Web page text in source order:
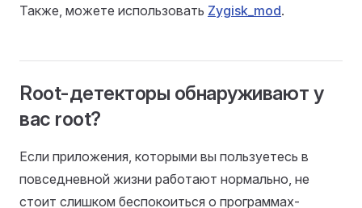
Также, можете использовать Zygisk_mod.
Root-детекторы обнаруживают у
вас root?
Если приложения, которыми вы пользуетесь в
повседневной жизни работают нормально, не
стоит слишком беспокоиться о программах-